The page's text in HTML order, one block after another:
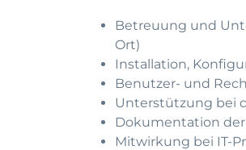
Betreuung und
Ort)
Installation,
Benutzer- und
Unterstützung bei
Dokumentation
Mitwirkung bei IT-